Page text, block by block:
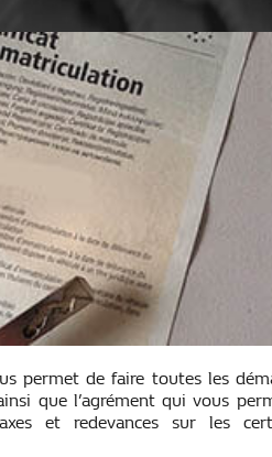
permet de faire toutes les
que l’agrément qui vous
et redevances sur les